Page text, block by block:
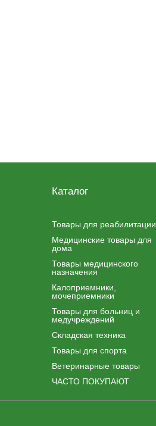
Каталог
Товары для реабилитации
Медицинские товары для
дома
Товары медицинского
назначения
Калоприемники,
мочеприемники
Товары для больниц и
медучреждений
Складская техника
Товары для спорта
Ветеринарные товары
ЧАСТО ПОКУПАЮТ